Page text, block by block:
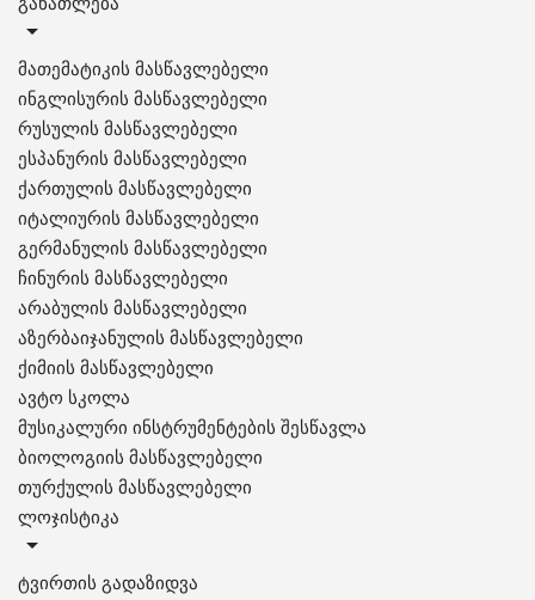
მათემატიკის მასწავლებელი
ინგლისურის მასწავლებელი
რუსულის მასწავლებელი
ესპანურის მასწავლებელი
ქართულის მასწავლებელი
იტალიურის მასწავლებელი
გერმანულის მასწავლებელი
ჩინურის მასწავლებელი
არაბულის მასწავლებელი
აზერბაიჯანულის მასწავლებელი
ქიმიის მასწავლებელი
ავტო სკოლა
მუსიკალური ინსტრუმენტების შესწავლა
ბიოლოგიის მასწავლებელი
თურქულის მასწავლებელი
ლოჯისტიკა
ტვირთის გადაზიდვა